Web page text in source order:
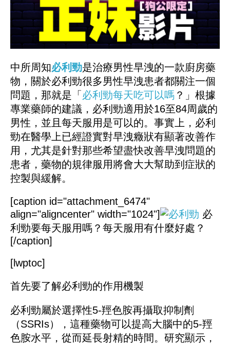
中所周知必利勁是治療男性早洩的一款廚房藥
物，關於必利勁很多男性早洩患者都關注一個
問題，那就是「 必利勁每天吃可以嗎 ？」根據
專業藥師的建議，必利勁適用於16至84周歲的
男性，並且每天服用是可以的。事實上，必利
勁在醫學上已經證實對早洩癥狀有顯著改善作
用，尤其是針對那些希望盡快改善早洩問題的
患者，藥物的規律服用將會大大幫助到症狀的
控製與緩解。
[caption id="attachment_6474"
align="aligncenter" width="1024"]
必
利勁要每天服用嗎？每天服用有什麼好處？
[/caption]
[lwptoc]
首先要了解必利勁的作用機製
必利勁屬於選擇性5-羥色胺再攝取抑制劑
（SSRIs），這種藥物可以提高大腦中的5-羥
色胺水平，從而延長射精的時間。研究顯示，